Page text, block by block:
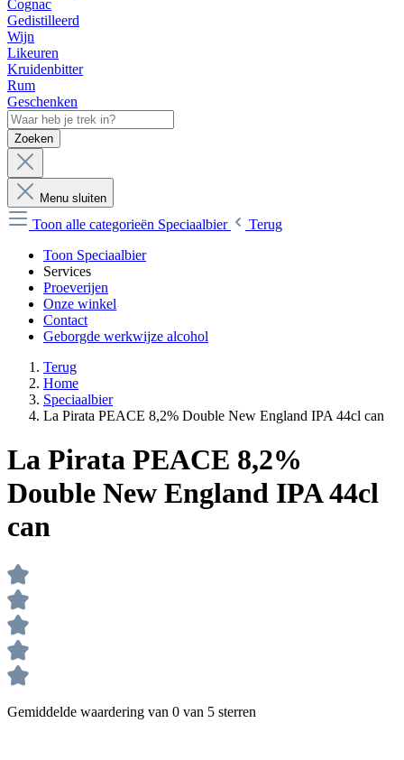
Cognac
Gedistilleerd
Wijn
Likeuren
Kruidenbitter
Rum
Geschenken
Zoeken
Menu sluiten
Toon alle categorieën Speciaalbier
Terug
Toon Speciaalbier
Services
Proeverijen
Onze winkel
Contact
Geborgde werkwijze alcohol
Terug
Home
Speciaalbier
La Pirata PEACE 8,2% Double New England IPA 44cl can
La Pirata PEACE 8,2%
Double New England IPA 44cl
can
Gemiddelde waardering van 0 van 5 sterren